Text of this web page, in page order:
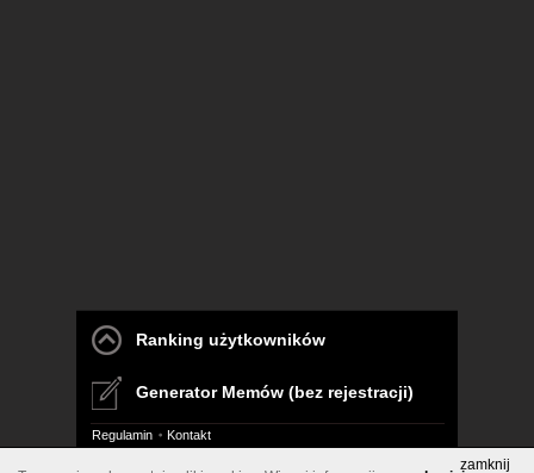
Ranking użytkowników
Generator Memów (bez rejestracji)
Regulamin Kontakt
zamknij